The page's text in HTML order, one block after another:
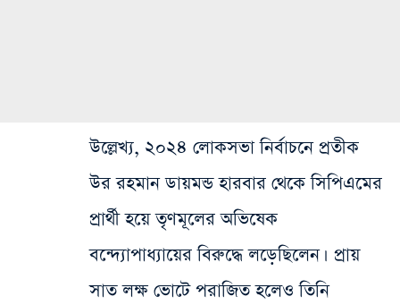
উল্লেখ্য, ২০২৪ লোকসভা নির্বাচনে প্রতীক
উর রহমান ডায়মন্ড হারবার থেকে সিপিএমের
প্রার্থী হয়ে তৃণমূলের অভিষেক
বন্দ্যোপাধ্যায়ের বিরুদ্ধে লড়েছিলেন। প্রায়
সাত লক্ষ ভোটে পরাজিত হলেও তিনি